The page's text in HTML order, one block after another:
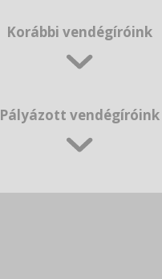
Korábbi vendégíróink
Pályázott vendégíróink